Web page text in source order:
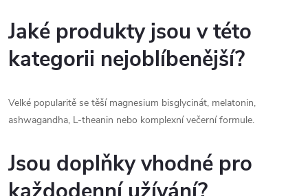
Jaké produkty jsou v této
kategorii nejoblíbenější?
Velké popularitě se těší magnesium bisglycinát, melatonin,
ashwagandha, L-theanin nebo komplexní večerní formule.
Jsou doplňky vhodné pro